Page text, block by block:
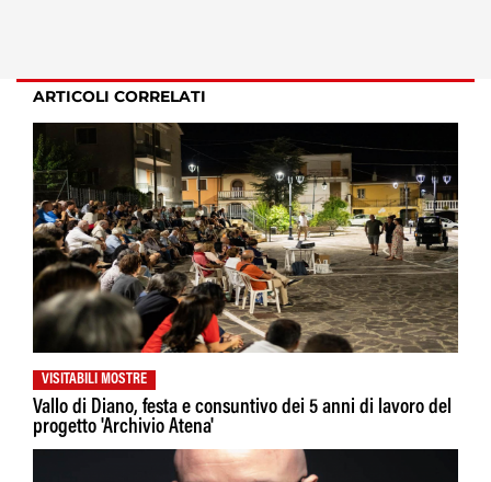
ARTICOLI CORRELATI
VISITABILI MOSTRE
Vallo di Diano, festa e consuntivo dei 5 anni di lavoro del
progetto 'Archivio Atena'